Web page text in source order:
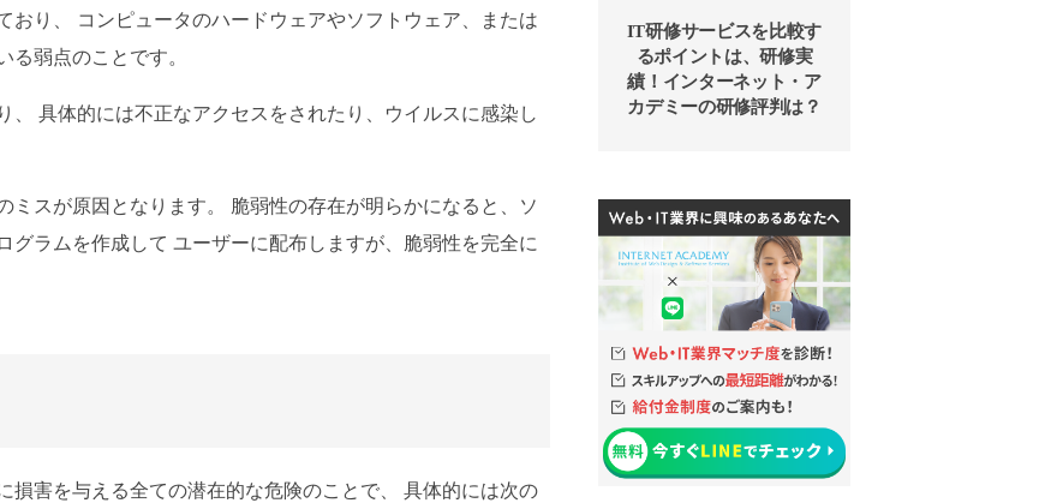
おり、 コンピュータのハードウェアやソフトウェア、または
る弱点のことです。
、 具体的には不正なアクセスをされたり、ウイルスに感染し
ミスが原因となります。 脆弱性の存在が明らかになると、ソ
グラムを作成して ユーザーに配布しますが、脆弱性を完全に
損害を与える全ての潜在的な危険のことで、 具体的には次の
IT研修サービスを比較す
るポイントは、研修実
績！インターネット・ア
カデミーの研修評判は？